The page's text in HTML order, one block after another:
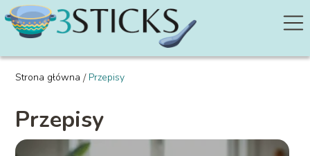
Strona główna / Przepisy
Przepisy